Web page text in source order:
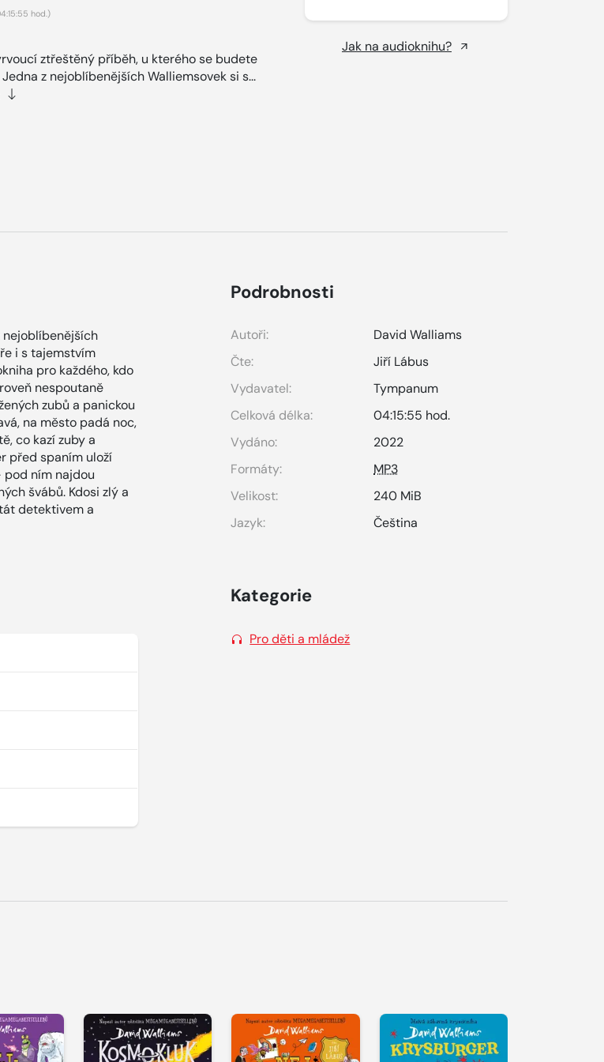
hod.)
ztřeštěný příběh, u kterého se budete
Jedna z nejoblíbenějších Walliemsovek si s...
Jak na audioknihu?
nejoblíbenějších
i s tajemstvím
pro každého, kdo
nespoutaně
zubů a panickou
na město padá noc,
co kazí zuby a
před spaním uloží
pod ním najdou
švábů. Kdosi zlý a
detektivem a
Podrobnosti
Autoři:
David Walliams
Čte:
Jiří Lábus
Vydavatel:
Tympanum
Celková délka:
04:15:55 hod.
Vydáno:
2022
Formáty:
MP3
Velikost:
240 MiB
Jazyk:
Čeština
Kategorie
Pro děti a mládež
Přehrát
ukázku
Přehrát
ukázku